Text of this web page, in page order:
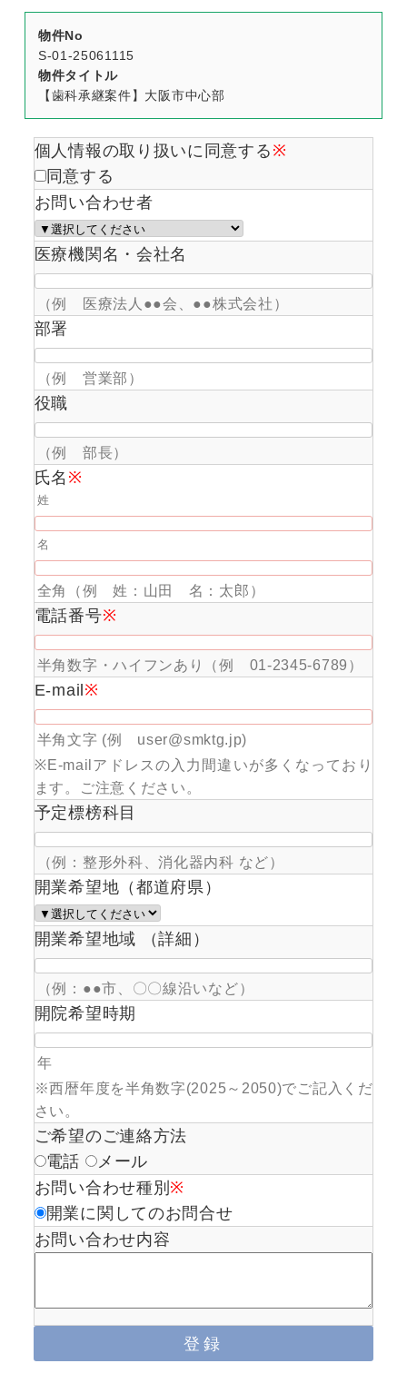
物件No
S-01-25061115
物件タイトル
【歯科承継案件】大阪市中心部
個人情報の取り扱いに同意する ※
同意する
お問い合わせ者
医療機関名・会社名
（例 医療法人●●会、●●株式会社）
部署
（例 営業部）
役職
（例 部長）
氏名 ※
姓
名
全角（例 姓：山田 名：太郎）
電話番号※
半角数字・ハイフンあり（例 01-2345-6789）
E-mail ※
半角文字 (例 user@smktg.jp)
※E-mailアドレスの入力間違いが多くなっており
ます。ご注意ください。
予定標榜科目
（例：整形外科、消化器内科 など）
開業希望地（都道府県）
開業希望地域 （詳細）
（例：●●市、〇〇線沿いなど）
開院希望時期
年
※西暦年度を半角数字(2025～2050)でご記入くだ
さい。
ご希望のご連絡方法
電話
メール
お問い合わせ種別 ※
開業に関してのお問合せ
お問い合わせ内容